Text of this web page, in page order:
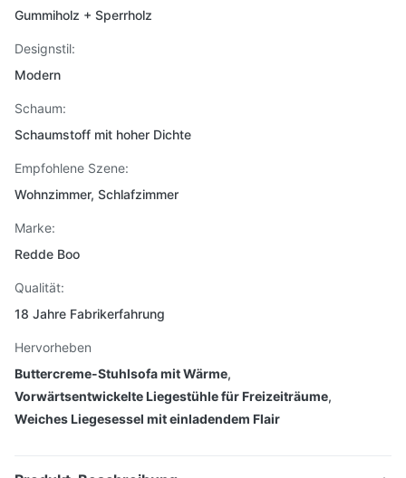
Gummiholz ​​+ Sperrholz
Designstil:
Modern
Schaum:
Schaumstoff mit hoher Dichte
Empfohlene Szene:
Wohnzimmer, Schlafzimmer
Marke:
Redde Boo
Qualität:
18 Jahre Fabrikerfahrung
Hervorheben
Buttercreme-Stuhlsofa mit Wärme,
Vorwärtsentwickelte Liegestühle für Freizeiträume,
Weiches Liegesessel mit einladendem Flair